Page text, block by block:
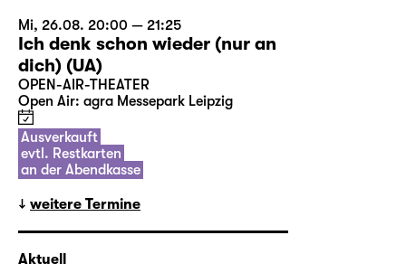
Mi, 26.08. 20:00 — 21:25
Ich denk schon wieder (nur an
dich) (UA)
OPEN-AIR-THEATER
Open Air: agra Messepark Leipzig
Ausverkauft
evtl. Restkarten
an der Abendkasse
weitere Termine
Aktuell